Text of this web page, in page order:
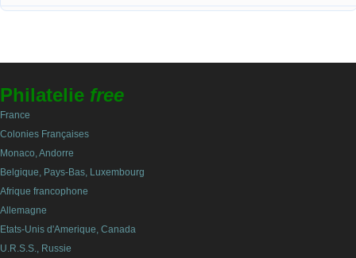
Philatelie free
France
Colonies Françaises
Monaco, Andorre
Belgique, Pays-Bas, Luxembourg
Afrique francophone
Allemagne
Etats-Unis d'Amerique, Canada
U.R.S.S., Russie